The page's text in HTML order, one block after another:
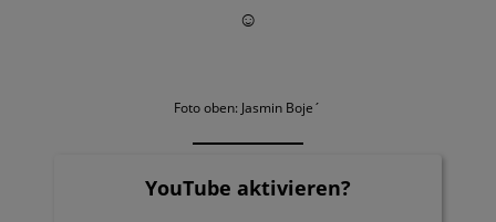
☺️
Foto oben: Jasmin Boje´
YouTube aktivieren?